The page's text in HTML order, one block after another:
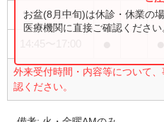
9:00〜12:30 ● ●
外来受付時間・内容等について
認ください。
お盆(8月中旬)は休診・休業の
医療機関に直接ご確認ください